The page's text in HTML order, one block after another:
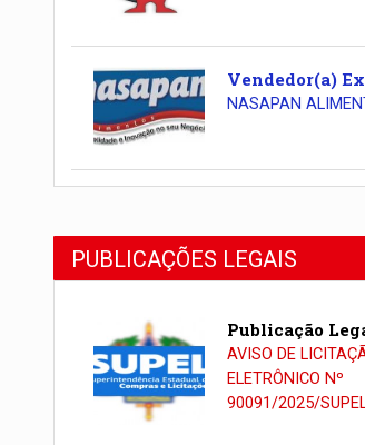
Vendedor(a)
NASAPAN
PUBLICAÇÕES LEGAIS
Publicação
AVISO DE
ELETRÔNICO Nº
90091/2025/